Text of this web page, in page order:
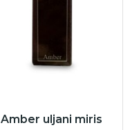
Amber uljani miris